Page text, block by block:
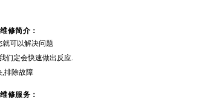
修简介：
就可以解决问题
们定会快速做出反应.
,排除故障
修服务：